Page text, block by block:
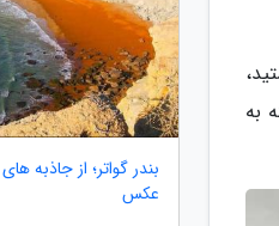
به
بندر گواتر؛ از جاذبه
عکس